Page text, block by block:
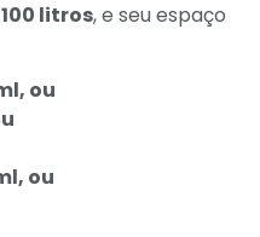
litros, e seu espaço
ou
ou